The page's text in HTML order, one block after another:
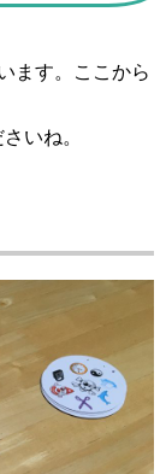
ます。ここから
いね。